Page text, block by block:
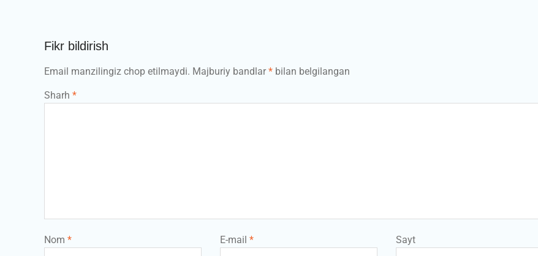
Fikr bildirish
Email manzilingiz chop etilmaydi. Majburiy bandlar* bilan belgilangan
Sharh *
Nom * E-mail * Sayt